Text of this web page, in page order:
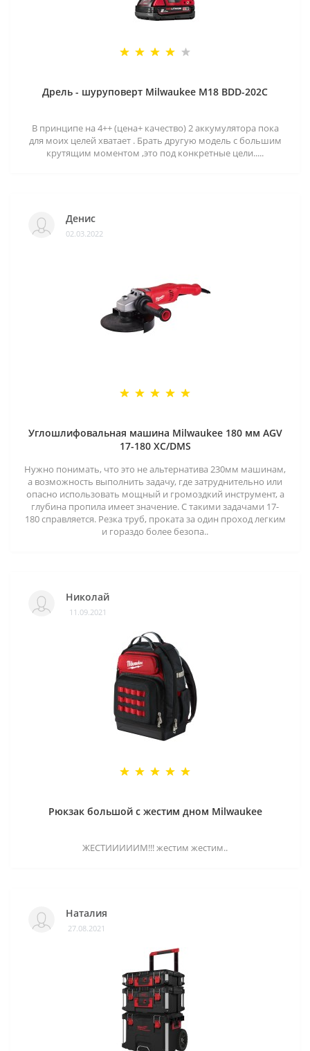
Дрель - шуруповерт Milwaukee M18 BDD-202C
В принципе на 4++ (цена+ качество) 2 аккумулятора пока
для моих целей хватает . Брать другую модель с большим
крутящим моментом ,это под конкретные цели.....
Денис
02.03.2022
Углошлифовальная машина Milwaukee 180 мм AGV
17-180 XC/DMS
Нужно понимать, что это не альтернатива 230мм машинам,
а возможность выполнить задачу, где затруднительно или
опасно использовать мощный и громоздкий инструмент, а
глубина пропила имеет значение. С такими задачами 17-
180 справляется. Резка труб, проката за один проход легким
и гораздо более безопа..
Николай
11.09.2021
Рюкзак большой с жестим дном Milwaukee
ЖЕСТИИИИИМ!!! жестим жестим..
Наталия
27.08.2021